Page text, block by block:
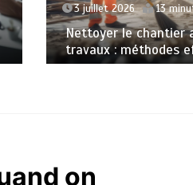
3 juillet 2026 13
Nettoyer le chantier
travaux : méthodes
on